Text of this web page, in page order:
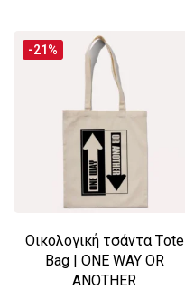
-21%
Οικολογική τσάντα Τote
Bag | ONE WAY OR
ANOTHER